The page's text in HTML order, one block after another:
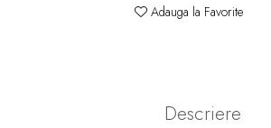
Adauga la Favorite
Descriere